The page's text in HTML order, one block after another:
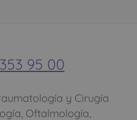
95 00
y Cirugía
Oftalmología,